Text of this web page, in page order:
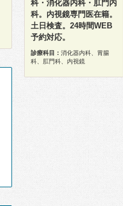
科・消化器内科・肛門内
科。内視鏡専門医在籍。
土日検査。24時間WEB
予約対応。
診療科目： 消化器内科、胃腸
科、肛門科、内視鏡